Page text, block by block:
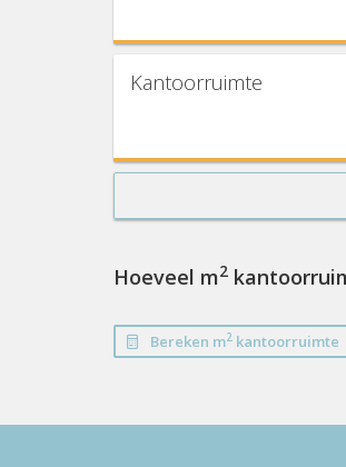
Kantoorruimte
Hoeveel m2
Bereken m2 kantoorruimte